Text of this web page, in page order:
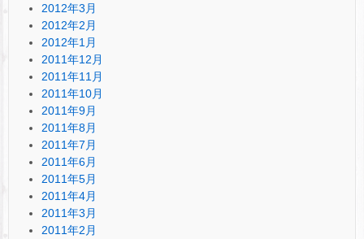
2012年3月
2012年2月
2012年1月
2011年12月
2011年11月
2011年10月
2011年9月
2011年8月
2011年7月
2011年6月
2011年5月
2011年4月
2011年3月
2011年2月